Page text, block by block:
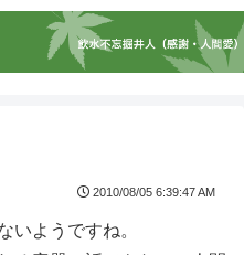
2010/08/05 6:39:47 AM
いようですね。